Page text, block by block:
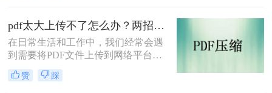
PDF压缩方法。
pdf太大上传不了怎么办？两招帮你解决！
在日常生活和工作中，我们经常会遇
到需要将PDF文件上传到网络平台或
发送给他人的情况。然而，有时PDF
文件过大，导致无法顺利上传或发
赞 踩